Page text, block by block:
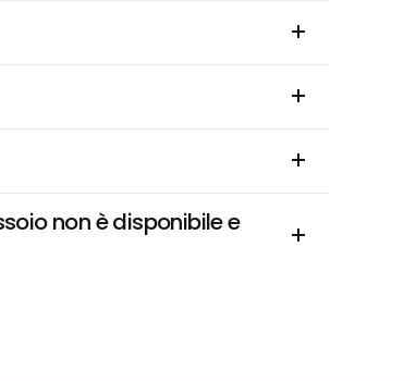
non è disponibile e